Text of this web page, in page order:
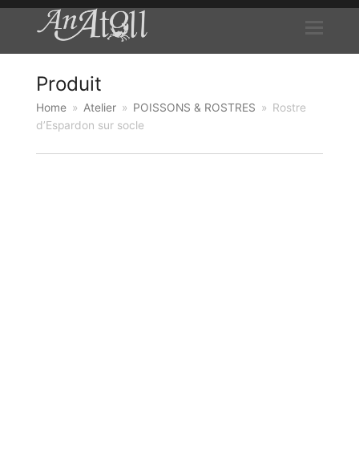
Produit
Home » Atelier » POISSONS & ROSTRES » Rostre
d’Espardon sur socle